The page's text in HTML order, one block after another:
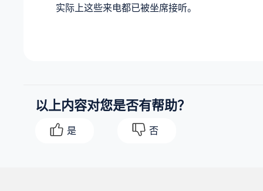
实际上这些来电都已被坐席接听。
以上内容对您是否有帮助？
是 否